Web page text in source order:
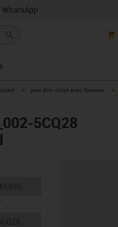
igus-icon-arrow-right
peut être utilisé avec Siemens
5CQ28
lieferzeit